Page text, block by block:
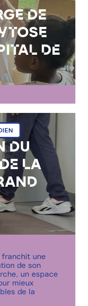
de
de
du
la
franchit une
de son
un espace
mieux
de la